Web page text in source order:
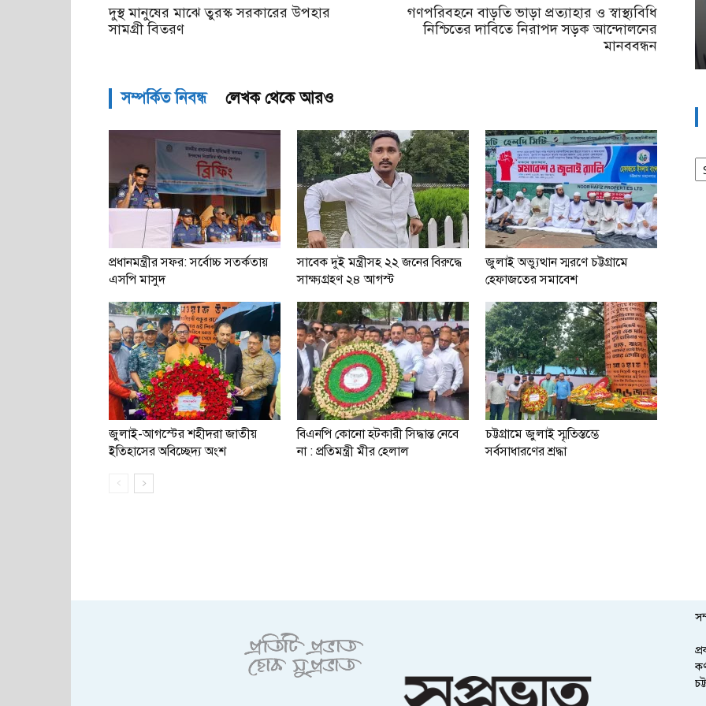
দুস্থ মানুষের মাঝে তুরস্ক সরকারের উপহার
সামগ্রী বিতরণ
গণপরিবহনে বাড়তি ভাড়া প্রত্যাহার ও স্বাস্থ্যবিধি
নিশ্চিতের দাবিতে নিরাপদ সড়ক আন্দোলনের
মানববন্ধন
সম্পর্কিত নিবন্ধ লেখক থেকে আরও
প্রধানমন্ত্রীর সফর: সর্বোচ্চ সতর্কতায়
এসপি মাসুদ
সাবেক দুই মন্ত্রীসহ ২২ জনের বিরুদ্ধে
সাক্ষ্যগ্রহণ ২৪ আগস্ট
জুলাই অভ্যুত্থান স্মরণে চট্টগ্রামে
হেফাজতের সমাবেশ
জুলাই-আগস্টের শহীদরা জাতীয়
ইতিহাসের অবিচ্ছেদ্য অংশ
বিএনপি কোনো হটকারী সিদ্ধান্ত নেবে
না : প্রতিমন্ত্রী মীর হেলাল
চট্টগ্রামে জুলাই স্মৃতিস্তম্ভে
সর্বসাধারণের শ্রদ্ধা